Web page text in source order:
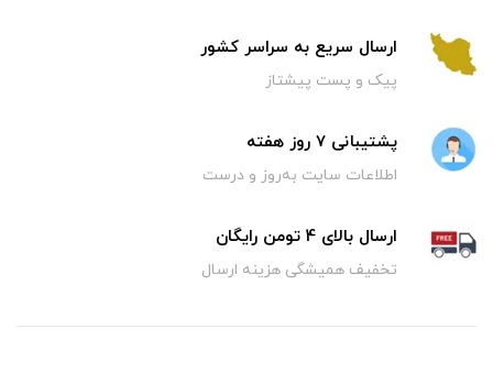
ارسال سریع به سراسر کشور
پیک و پست پیشتاز
پشتیبانی 7 روز هفته
اطلاعات سایت به‌روز و درست
ارسال بالای 4 تومن رایگان
تخفیف همیشگی هزینه ارسال